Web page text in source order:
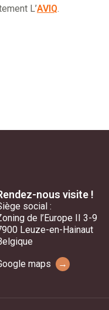
L’AVIQ.
nous visite !
social :
de l’Europe II 3-9
Leuze-en-Hainaut
maps
→